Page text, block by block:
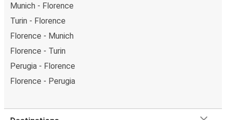
Munich - Florence
Turin - Florence
Florence - Munich
Florence - Turin
Perugia - Florence
Florence - Perugia